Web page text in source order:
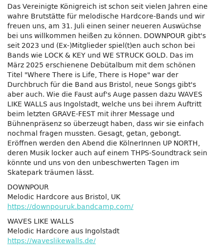
Das Vereinigte Königreich ist schon seit vielen Jahren eine
wahre Brutstätte für melodische Hardcore-Bands und wir
freuen uns, am 31. Juli einen seiner neueren Auswüchse
bei uns willkommen heißen zu können. DOWNPOUR gibt's
seit 2023 und (Ex-)Mitglieder spiel(t)en auch schon bei
Bands wie LOCK & KEY und WE STRUCK GOLD. Das im
März 2025 erschienene Debütalbum mit dem schönen
Titel "Where There is Life, There is Hope" war der
Durchbruch für die Band aus Bristol, neue Songs gibt's
aber auch. Wie die Faust auf's Auge passen dazu WAVES
LIKE WALLS aus Ingolstadt, welche uns bei ihrem Auftritt
beim letzten GRAVE-FEST mit ihrer Message und
Bühnenpräsenz so überzeugt haben, dass wir sie einfach
nochmal fragen mussten. Gesagt, getan, gebongt.
Eröffnen werden den Abend die KölnerInnen UP NORTH,
deren Musik locker auch auf einem THPS-Soundtrack sein
könnte und uns von den unbeschwerten Tagen im
Skatepark träumen lässt.
DOWNPOUR
Melodic Hardcore aus Bristol, UK
https://downpouruk.bandcamp.com/
WAVES LIKE WALLS
Melodic Hardcore aus Ingolstadt
https://waveslikewalls.de/